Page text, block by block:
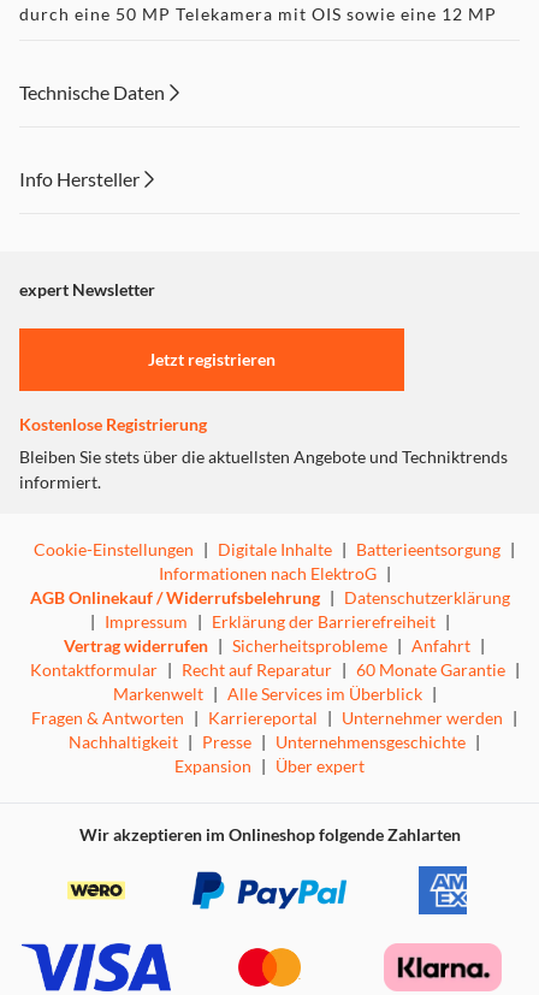
durch eine 50 MP Telekamera mit OIS sowie eine 12 MP
professionelle Bilder und Videos in jeder Situation. Die
Nutzungsdauer und unterstützt sowohl 80W SuperCharge
Dank IP68/IP69/IP69K-Zertifizierung ist das Smartphone
Android 16 – für ein schnelles, sicheres und intuitives
Nutzererlebnis.
Technische Daten
Info Hersteller
"Marketing".
Einstellungen anpassen
expert Newsletter
Jetzt registrieren
Kostenlose Registrierung
Bleiben Sie stets über die aktuellsten Angebote und Techniktrends
informiert.
Cookie-Einstellungen | Digitale Inhalte | Batterieentsorgung |
Informationen nach ElektroG |
AGB Onlinekauf / Widerrufsbelehrung | Datenschutzerklärung
| Impressum | Erklärung der Barrierefreiheit |
Vertrag widerrufen | Sicherheitsprobleme | Anfahrt |
Kontaktformular | Recht auf Reparatur | 60 Monate Garantie |
Markenwelt | Alle Services im Überblick |
Fragen & Antworten | Karriereportal | Unternehmer werden |
Nachhaltigkeit | Presse | Unternehmensgeschichte |
Expansion | Über expert
Wir akzeptieren im Onlineshop folgende Zahlarten